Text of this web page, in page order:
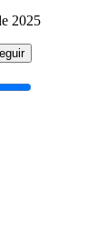
2025